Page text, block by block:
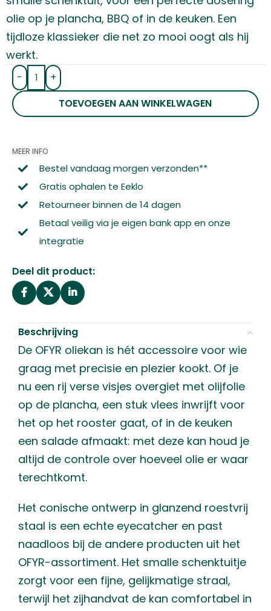
olie op je plancha, BBQ of in de keuken. Een
tijdloze klassieker die net zo mooi oogt als hij
werkt.
-
+
TOEVOEGEN AAN WINKELWAGEN
MEER INFO
Bestel vandaag morgen verzonden**
Gratis ophalen te Eeklo
Retourneer binnen de 14 dagen
Betaal veilig via je eigen bank app en onze
integratie
Deel dit product:
Beschrijving
De OFYR oliekan is hét accessoire voor wie
graag met precisie en plezier kookt. Of je
nu een rij verse visjes overgiet met olijfolie
op de plancha, een stuk vlees inwrijft voor
het op het rooster gaat, of in de keuken
een salade afmaakt: met deze kan houd je
altijd de controle over hoeveel olie er waar
terechtkomt.
Het conische ontwerp in glanzend roestvrij
staal is een echte eyecatcher en past
naadloos bij de andere producten uit het
OFYR-assortiment. Het smalle schenktuitje
zorgt voor een fijne, gelijkmatige straal,
terwijl het zijhandvat de kan comfortabel in